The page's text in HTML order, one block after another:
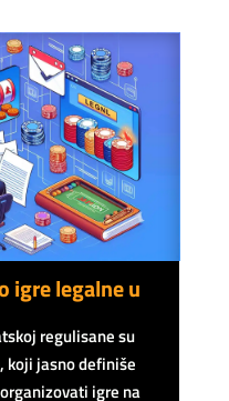
igre legalne u
regulisane su
koji jasno definiše
igre na